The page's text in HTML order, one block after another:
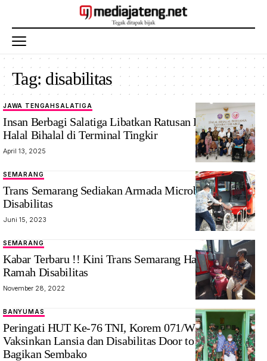
Tag: disabilitas
Insan Berbagi
Salatiga Halal
Bihalal
JAWA TENGAHSALATIGA
Insan Berbagi Salatiga Libatkan Ratusan Disabilitas
Halal Bihalal di Terminal Tingkir
April 13, 2025
SEMARANG
Trans Semarang Sediakan Armada Microbus Khusus
Disabilitas
Juni 15, 2023
SEMARANG
Kabar Terbaru !! Kini Trans Semarang Hadirkan Bus
Ramah Disabilitas
November 28, 2022
BANYUMAS
Peringati HUT Ke-76 TNI, Korem 071/Wijayakusuma
Vaksinkan Lansia dan Disabilitas Door to Door Serta
Bagikan Sembako